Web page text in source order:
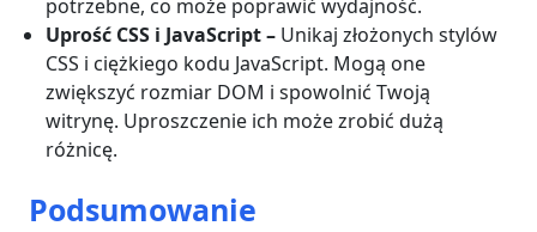
potrzebne, co może poprawić wydajność.
Uprość CSS i JavaScript – Unikaj złożonych stylów
CSS i ciężkiego kodu JavaScript. Mogą one
zwiększyć rozmiar DOM i spowolnić Twoją
witrynę. Uproszczenie ich może zrobić dużą
różnicę.
Podsumowanie